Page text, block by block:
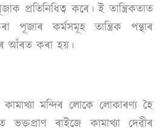
প্ৰতিনিধিত্ব কৰে। ই তান্ত্রিকতাত
পূজাৰ কৰ্মসমূহ তান্ত্ৰিক পন্থাৰ
আঁৰত কৰা হয়।
মন্দিৰ লোকে লোকাৰণ্য হৈ
ৰাইজে কামাখ্যা দেৱীৰ